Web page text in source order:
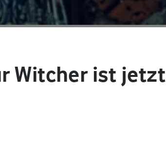
Witcher ist jetzt